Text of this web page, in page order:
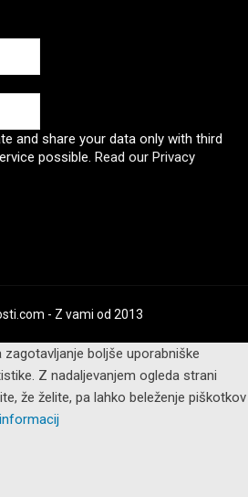
and share your data only with third
possible. Read our Privacy
- Z vami od 2013
boljše uporabniške
Z nadaljevanjem ogleda strani
že želite, pa lahko beleženje piškotkov